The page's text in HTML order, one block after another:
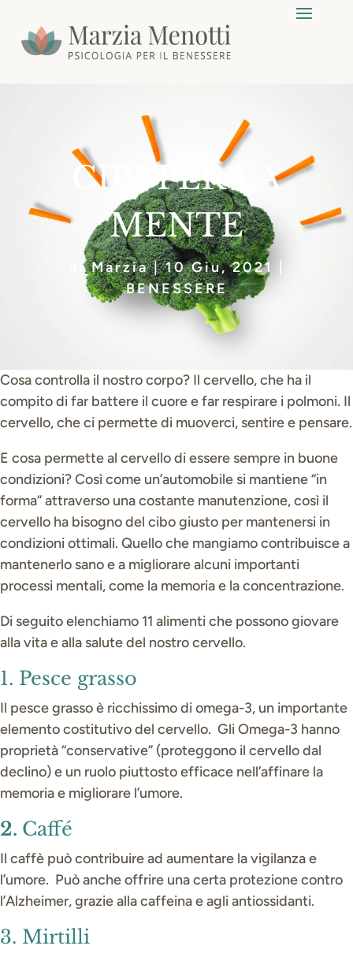
CIBI PER LA
MENTE
diMarzia|10 Giu, 2021
|
BENESSERE
Cosa controlla il nostro corpo? Il cervello, che ha il
compito di far battere il cuore e far respirare i polmoni. Il
cervello, che ci permette di muoverci, sentire e pensare.
E cosa permette al cervello di essere sempre in buone
condizioni? Così come un’automobile si mantiene “in
forma” attraverso una costante manutenzione, così il
cervello ha bisogno del cibo giusto per mantenersi in
condizioni ottimali. Quello che mangiamo contribuisce a
mantenerlo sano e a migliorare alcuni importanti
processi mentali, come la memoria e la concentrazione.
Di seguito elenchiamo 11 alimenti che possono giovare
alla vita e alla salute del nostro cervello.
1. Pesce grasso
Il pesce grasso è ricchissimo di omega-3, un importante
elemento costitutivo del cervello. Gli Omega-3 hanno
proprietà “conservative” (proteggono il cervello dal
declino) e un ruolo piuttosto efficace nell’affinare la
memoria e migliorare l’umore.
2. Caffé
Il caffè può contribuire ad aumentare la vigilanza e
l’umore. Può anche offrire una certa protezione contro
l’Alzheimer, grazie alla caffeina e agli antiossidanti.
3. Mirtilli